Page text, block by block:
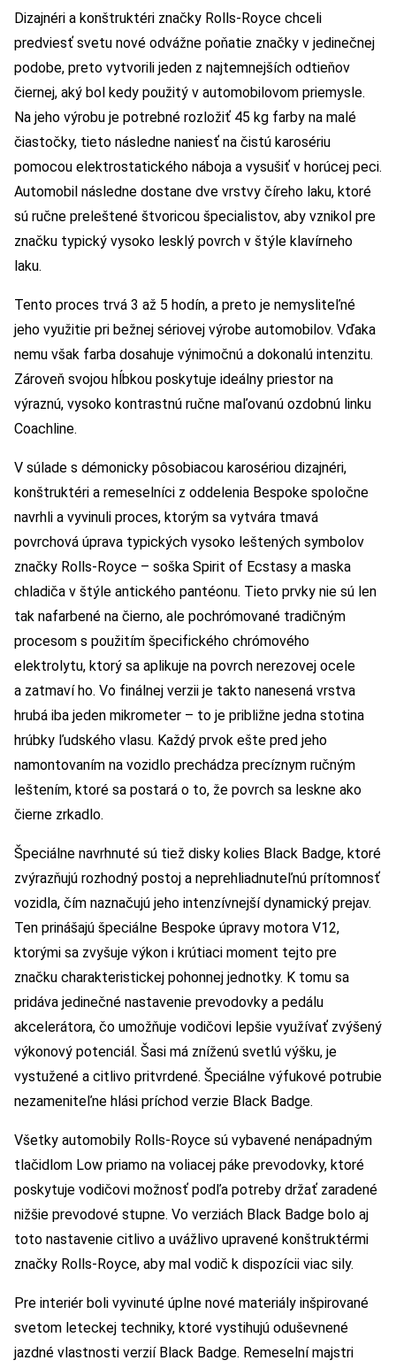
Dizajnéri a konštruktéri značky Rolls-Royce chceli
predviesť svetu nové odvážne poňatie značky v jedinečnej
podobe, preto vytvorili jeden z najtemnejších odtieňov
čiernej, aký bol kedy použitý v automobilovom priemysle.
Na jeho výrobu je potrebné rozložiť 45 kg farby na malé
čiastočky, tieto následne naniesť na čistú karosériu
pomocou elektrostatického náboja a vysušiť v horúcej peci.
Automobil následne dostane dve vrstvy číreho laku, ktoré
sú ručne preleštené štvoricou špecialistov, aby vznikol pre
značku typický vysoko lesklý povrch v štýle klavírneho
laku.
Tento proces trvá 3 až 5 hodín, a preto je nemysliteľné
jeho využitie pri bežnej sériovej výrobe automobilov. Vďaka
nemu však farba dosahuje výnimočnú a dokonalú intenzitu.
Zároveň svojou hĺbkou poskytuje ideálny priestor na
výraznú, vysoko kontrastnú ručne maľovanú ozdobnú linku
Coachline.
V súlade s démonicky pôsobiacou karosériou dizajnéri,
konštruktéri a remeselníci z oddelenia Bespoke spoločne
navrhli a vyvinuli proces, ktorým sa vytvára tmavá
povrchová úprava typických vysoko leštených symbolov
značky Rolls-Royce – soška Spirit of Ecstasy a maska
chladiča v štýle antického pantéonu. Tieto prvky nie sú len
tak nafarbené na čierno, ale pochrómované tradičným
procesom s použitím špecifického chrómového
elektrolytu, ktorý sa aplikuje na povrch nerezovej ocele
a zatmaví ho. Vo finálnej verzii je takto nanesená vrstva
hrubá iba jeden mikrometer – to je približne jedna stotina
hrúbky ľudského vlasu. Každý prvok ešte pred jeho
namontovaním na vozidlo prechádza precíznym ručným
leštením, ktoré sa postará o to, že povrch sa leskne ako
čierne zrkadlo.
Špeciálne navrhnuté sú tiež disky kolies Black Badge, ktoré
zvýrazňujú rozhodný postoj a neprehliadnuteľnú prítomnosť
vozidla, čím naznačujú jeho intenzívnejší dynamický prejav.
Ten prinášajú špeciálne Bespoke úpravy motora V12,
ktorými sa zvyšuje výkon i krútiaci moment tejto pre
značku charakteristickej pohonnej jednotky. K tomu sa
pridáva jedinečné nastavenie prevodovky a pedálu
akcelerátora, čo umožňuje vodičovi lepšie využívať zvýšený
výkonový potenciál. Šasi má zníženú svetlú výšku, je
vystužené a citlivo pritvrdené. Špeciálne výfukové potrubie
nezameniteľne hlási príchod verzie Black Badge.
Všetky automobily Rolls-Royce sú vybavené nenápadným
tlačidlom Low priamo na voliacej páke prevodovky, ktoré
poskytuje vodičovi možnosť podľa potreby držať zaradené
nižšie prevodové stupne. Vo verziách Black Badge bolo aj
toto nastavenie citlivo a uvážlivo upravené konštruktérmi
značky Rolls-Royce, aby mal vodič k dispozícii viac sily.
Pre interiér boli vyvinuté úplne nové materiály inšpirované
svetom leteckej techniky, ktoré vystihujú oduševnené
jazdné vlastnosti verzií Black Badge. Remeselní majstri